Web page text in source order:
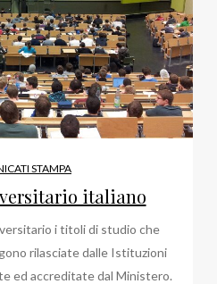
STAMPA
italiano
i titoli di studio che
rilasciate dalle Istituzioni
ed accreditate dal Ministero.